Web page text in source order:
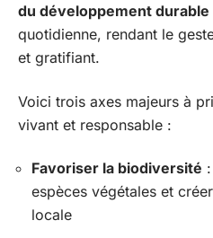
du développement durable
quotidienne, rendant le
et gratifiant.
Voici trois axes majeurs à
vivant et responsable :
Favoriser la biodiversité
espèces végétales et
locale